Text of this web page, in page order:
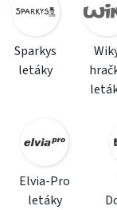
Sparkys
letáky
Elvia-Pro
letáky